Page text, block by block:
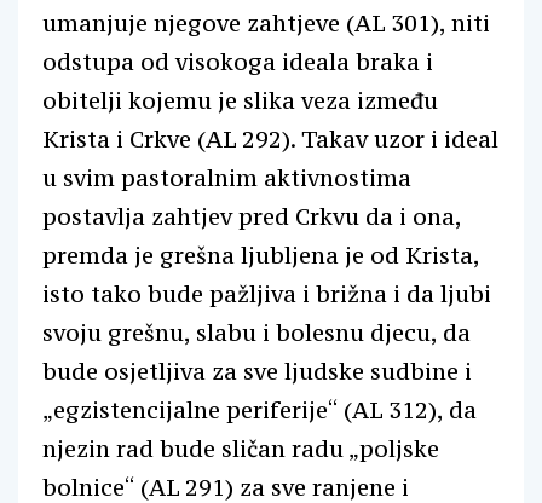
umanjuje njegove zahtjeve (AL 301), niti
odstupa od visokoga ideala braka i
obitelji kojemu je slika veza između
Krista i Crkve (AL 292). Takav uzor i ideal
u svim pastoralnim aktivnostima
postavlja zahtjev pred Crkvu da i ona,
premda je grešna ljubljena je od Krista,
isto tako bude pažljiva i brižna i da ljubi
svoju grešnu, slabu i bolesnu djecu, da
bude osjetljiva za sve ljudske sudbine i
„egzistencijalne periferije“ (AL 312), da
njezin rad bude sličan radu „poljske
bolnice“ (AL 291) za sve ranjene i